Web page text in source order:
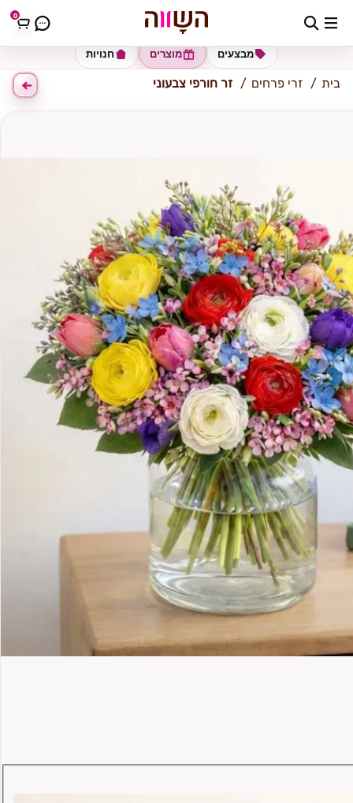
0 כתובת למשלוח הזינו כתובת
חנויות מוצרים מבצעים
בית זרי פרחים זר חורפי צבעוני